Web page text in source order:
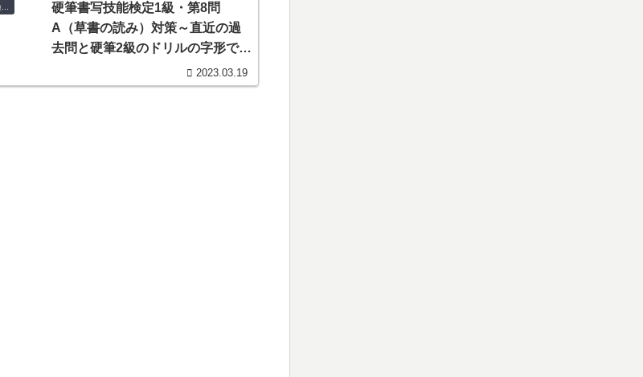
硬筆書写技能検定1級
硬筆書写技能検定1級・第8問
A（草書の読み）対策～直近の過
去問と硬筆2級のドリルの字形でイ
2023.03.19